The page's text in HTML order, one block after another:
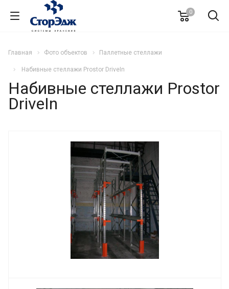
0
Главная Фото объектов Паллетные стеллажи
Набивные стеллажи Prostor DriveIn
Набивные стеллажи Prostor
DriveIn